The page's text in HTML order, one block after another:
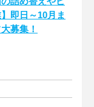
即日～10月ま
募集！